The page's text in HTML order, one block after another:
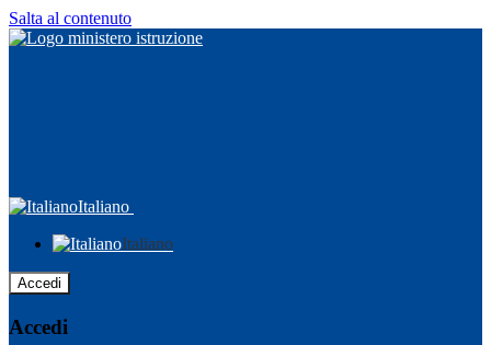
Salta al contenuto
Italiano
Italiano
Accedi
Accedi